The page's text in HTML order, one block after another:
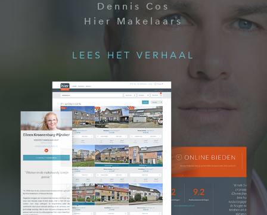
Dennis Cos
Hier Makelaars
LEES HET VERHAAL